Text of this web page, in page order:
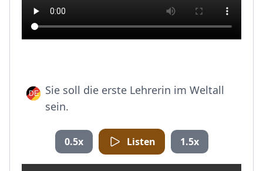
Sie soll die erste Lehrerin im Weltall
sein.
0.5x Listen 1.5x